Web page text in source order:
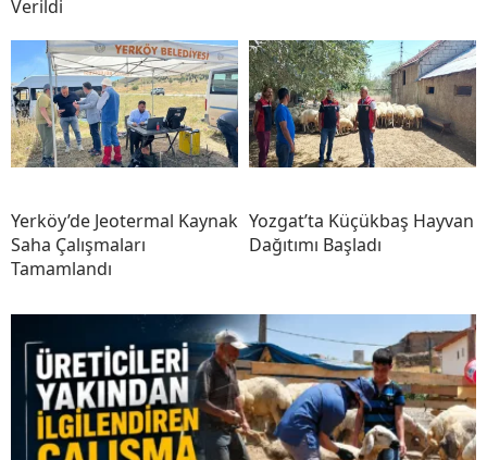
Verildi
Yerköy’de Jeotermal Kaynak
Saha Çalışmaları
Tamamlandı
Yozgat’ta Küçükbaş Hayvan
Dağıtımı Başladı